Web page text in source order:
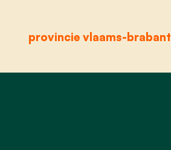
provincie vlaams-brabant